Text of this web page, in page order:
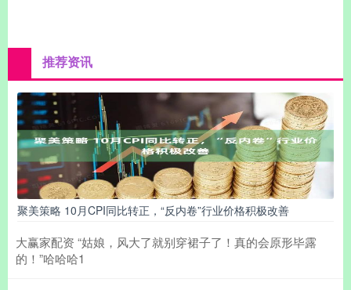
推荐资讯
聚美策略 10月CPI同比转正，“反内卷”行业价格积极改善
大赢家配资 “姑娘，风大了就别穿裙子了！真的会原形毕露
的！”哈哈哈1